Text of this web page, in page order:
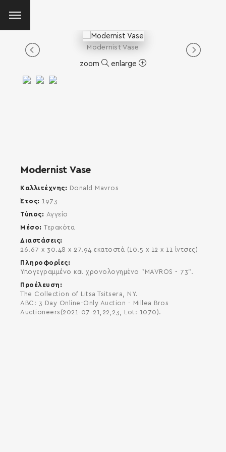
Modernist Vase
zoom enlarge
Modernist Vase
Καλλιτέχνης
Donald Mavros
Έτος
1973
Τύπος
Αγγείο
Μέσο
Τερακότα
Διαστάσεις
26.67 x 30.48 x 27.94 εκατοστά (10.5 x 12 x 11 ίντσες)
Πληροφορίες
Υπογεγραμμένο και χρονολογημένο "MAVROS - 73".
Προέλευση
The Collection of Litsa Tsitsera, NY.
ABC: 3 Day Online-Only Auction - Millea Bros
Auctioneers(2021-07-21,22,23, Lot: 1070).